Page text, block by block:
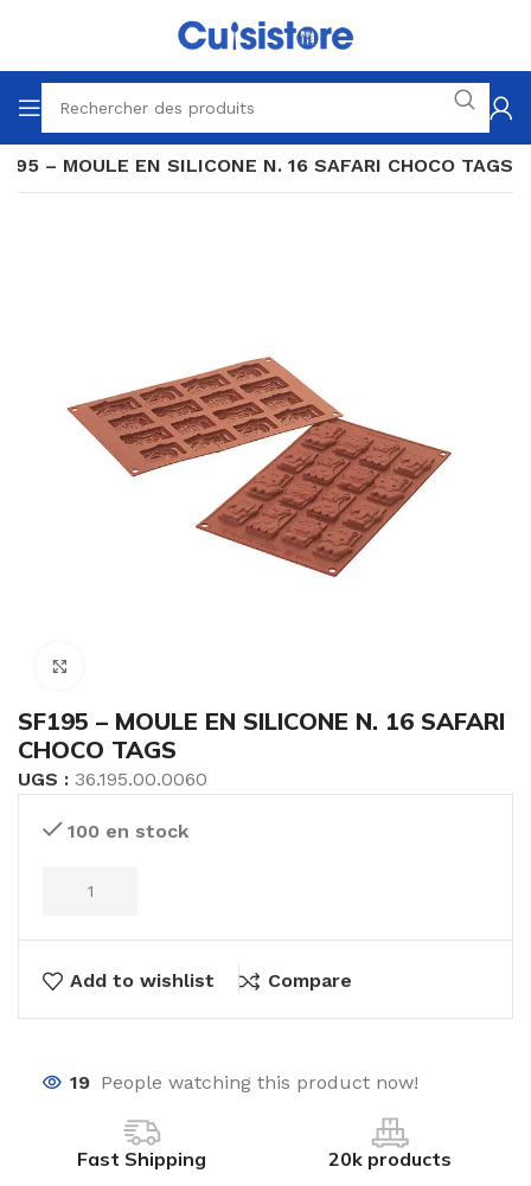
– MOULE EN SILICONE N. 16 SAFARI CHOCO TAGS
SF195 – MOULE EN SILICONE N. 16 SAFARI
CHOCO TAGS
UGS : 36.195.00.0060
100 en stock
Add to wishlist Compare
19 People watching this product now!
Fast Shipping 20k products